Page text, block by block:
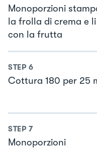
Monoporzioni
la frolla di crema e
con la frutta
STEP 6
Cottura 180 per 25
STEP 7
Monoporzioni